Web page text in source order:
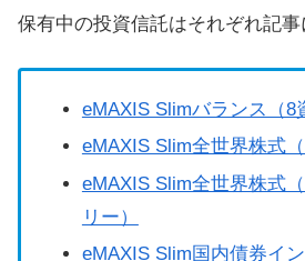
保有中の投資信託はそれぞれ記事
eMAXIS Slimバランス（8
eMAXIS Slim全世界株式（
eMAXIS Slim全世界株式
リー）
eMAXIS Slim国内債券イ